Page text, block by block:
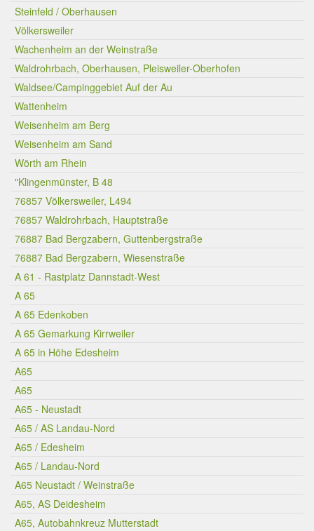
Steinfeld / Oberhausen
Völkersweiler
Wachenheim an der Weinstraße
Waldrohrbach, Oberhausen, Pleisweiler-Oberhofen
Waldsee/Campinggebiet Auf der Au
Wattenheim
Weisenheim am Berg
Weisenheim am Sand
Wörth am Rhein
"Klingenmünster, B 48
76857 Völkersweiler, L494
76857 Waldrohrbach, Hauptstraße
76887 Bad Bergzabern, Guttenbergstraße
76887 Bad Bergzabern, Wiesenstraße
A 61 - Rastplatz Dannstadt-West
A 65
A 65 Edenkoben
A 65 Gemarkung Kirrweiler
A 65 in Höhe Edesheim
A65
A65
A65 - Neustadt
A65 / AS Landau-Nord
A65 / Edesheim
A65 / Landau-Nord
A65 Neustadt / Weinstraße
A65, AS Deidesheim
A65, Autobahnkreuz Mutterstadt